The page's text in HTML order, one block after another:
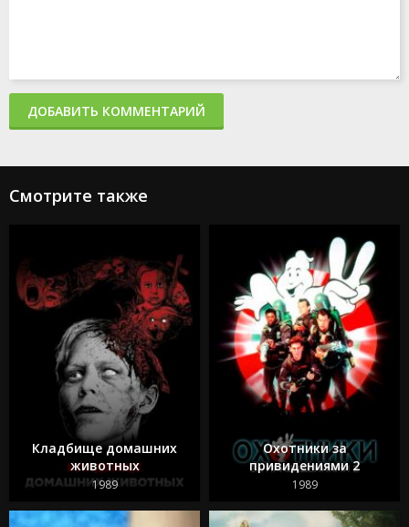
ДОБАВИТЬ КОММЕНТАРИЙ
Смотрите также
Кладбище домашних
животных
1989
Охотники за
привидениями 2
1989